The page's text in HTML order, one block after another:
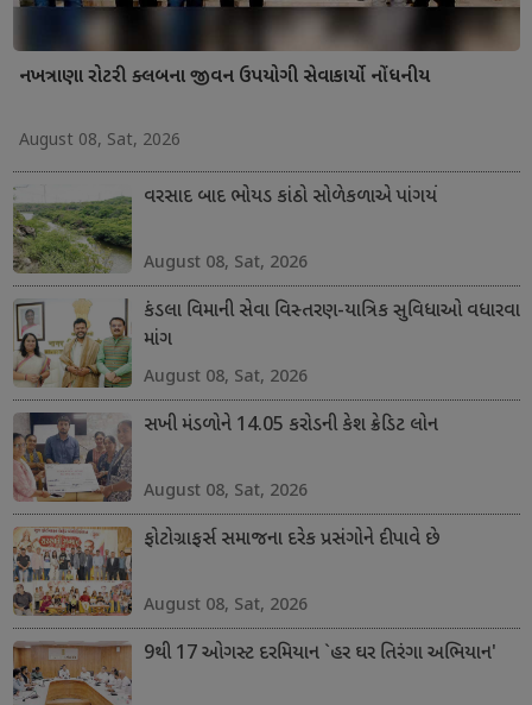
નખત્રાણા રોટરી ક્લબના જીવન ઉપયોગી સેવાકાર્યો નોંધનીય
August 08, Sat, 2026
વરસાદ બાદ ભોયડ કાંઠો સોળેકળાએ પાંગર્યો
August 08, Sat, 2026
કંડલા વિમાની સેવા વિસ્તરણ-યાત્રિક સુવિધાઓ વધારવા
માંગ
August 08, Sat, 2026
સખી મંડળોને 14.05 કરોડની કેશ ક્રેડિટ લોન
August 08, Sat, 2026
ફોટોગ્રાફર્સ સમાજના દરેક પ્રસંગોને દીપાવે છે
August 08, Sat, 2026
9થી 17 ઓગસ્ટ દરમિયાન `હર ઘર તિરંગા અભિયાન'